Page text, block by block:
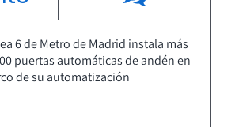
6 de Metro de Madrid instala más
puertas automáticas de andén en
de su automatización